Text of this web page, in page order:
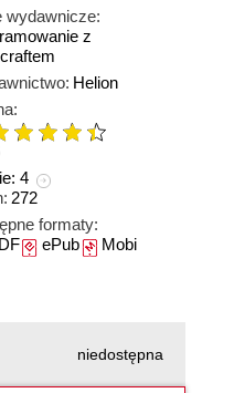
wydawnicze:
z
Helion
4
272
formaty:
ePubMobi
niedostępna